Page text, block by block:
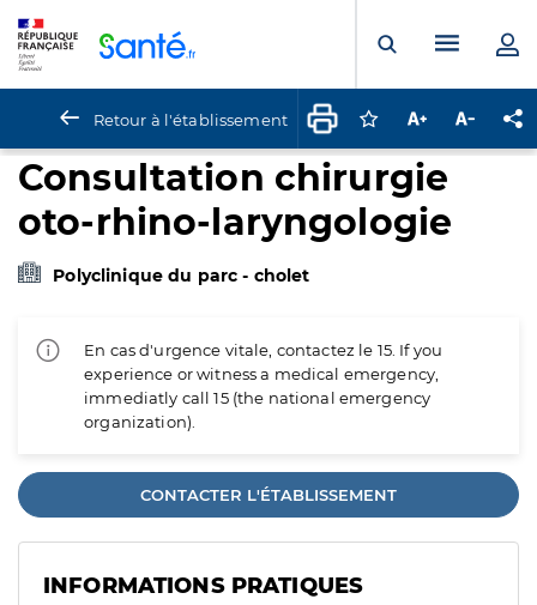
Ouvrir laMenu
Retour à l'établissement Connectez-vous
Augmenter la
Consultation chirurgie
oto-rhino-laryngologie
Polyclinique du parc - cholet
En cas d'urgence vitale, contactez le 15. If you
experience or witness a medical emergency,
immediatly call 15 (the national emergency
organization).
CONTACTER L'ÉTABLISSEMENT
INFORMATIONS PRATIQUES